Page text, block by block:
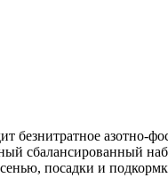
безнитратное
посадки и